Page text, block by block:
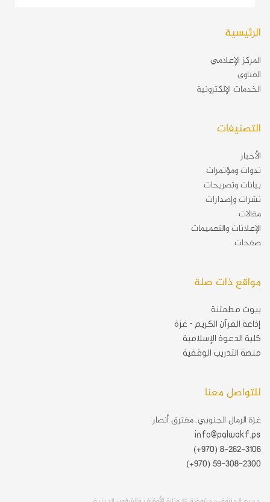
الرئيسية
المركز الإعلامي
الفتاوى
الخدمات الإلكترونية
التصنيفات
الأخبار
ندوات ومؤتمرات
بيانات وتصريحات
نشرات وإصدارات
مقالات
الإعلانات والتعميمات
صفحات
مواقع ذات صلة
بيوت مطمئنة
إذاعة القرآن الكريم - غزة
كلية الدعوة الإسلامية
منصة التدريب الوقفية
للتواصل معنا
غزة الرمال الجنوبي. مفترق أنصار
info@palwakf.ps
(+970) 8-262-3106
(+970) 59-308-2300